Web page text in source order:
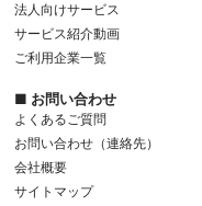
法人向けサービス
サービス紹介動画
ご利用企業一覧
■ お問い合わせ
よくあるご質問
お問い合わせ（連絡先）
会社概要
サイトマップ